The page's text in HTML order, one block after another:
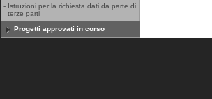
- Istruzioni per la richiesta dati da parte di
terze parti
Progetti approvati in corso